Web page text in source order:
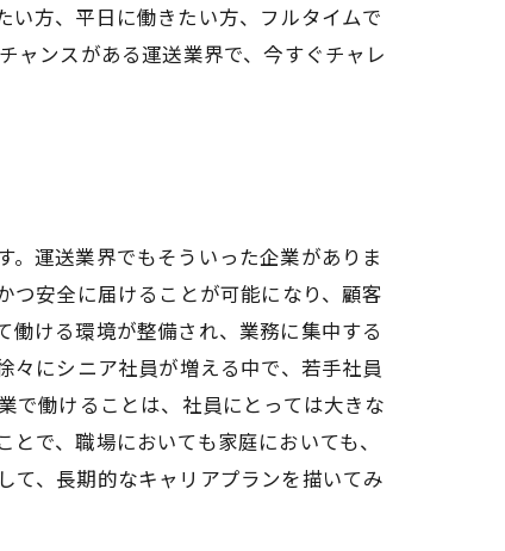
方、平日に働きたい方、フルタイムで
ャンスがある運送業界で、今すぐチャレ
運送業界でもそういった企業がありま
つ安全に届けることが可能になり、顧客
ける環境が整備され、業務に集中する
々にシニア社員が増える中で、若手社員
で働けることは、社員にとっては大きな
で、職場においても家庭においても、
て、長期的なキャリアプランを描いてみ